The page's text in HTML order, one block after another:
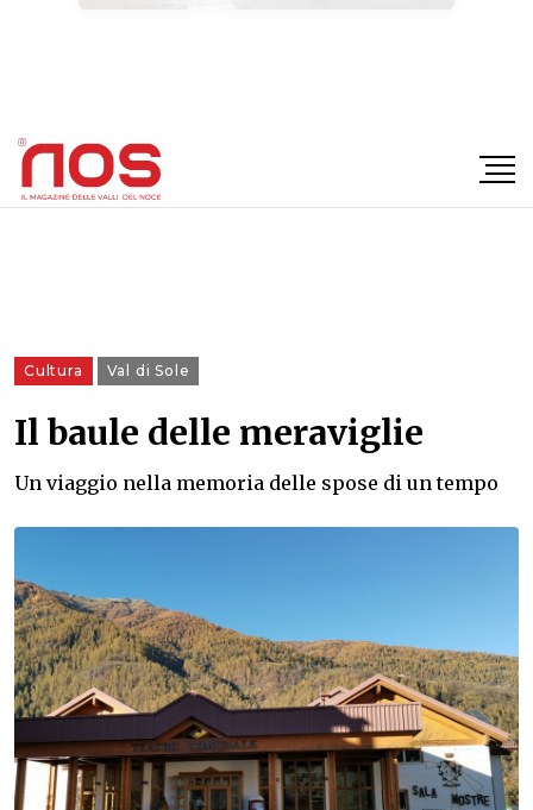
Cultura Val di Sole
Il baule delle meraviglie
Un viaggio nella memoria delle spose di un tempo